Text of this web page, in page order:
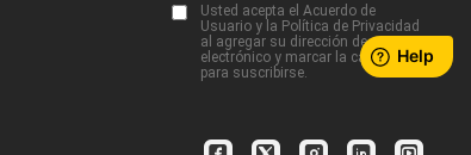
Usted acepta el Acuerdo de
Usuario y la Política de Privacidad
al agregar su dirección de correo
electrónico y marcar la casilla
para suscribirse.